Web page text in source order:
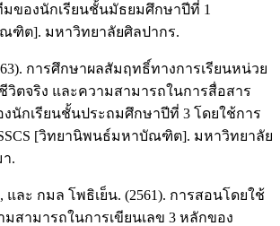
มของนักเรียนชั้นมัธยมศึกษาปีที่ 1
ฑิต]. มหาวิทยาลัยศิลปากร.
การศึกษาผลสัมฤทธิ์ทางการเรียนหน่วย
วิตจริง และความสามารถในการสื่อสาร
นักเรียนชั้นประถมศึกษาปีที่ 3 โดยใช้การ
[วิทยานิพนธ์มหาบัณฑิต]. มหาวิทยาลัย
.
และ กมล โพธิเย็น. (2561). การสอนโดยใช้
มสามารถในการเขียนเลข 3 หลักของ